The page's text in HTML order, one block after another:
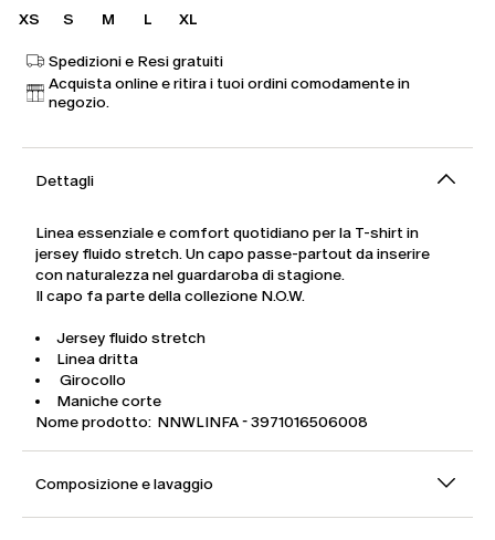
XS S M L XL
Spedizioni e Resi gratuiti
Acquista online e ritira i tuoi ordini comodamente in
negozio.
Dettagli
Linea essenziale e comfort quotidiano per la T-shirt in
jersey fluido stretch. Un capo passe-partout da inserire
con naturalezza nel guardaroba di stagione.
Il capo fa parte della collezione N.O.W.
Jersey fluido stretch
Linea dritta
Girocollo
Maniche corte
Nome prodotto: NNWLINFA - 3971016506008
Composizione e lavaggio